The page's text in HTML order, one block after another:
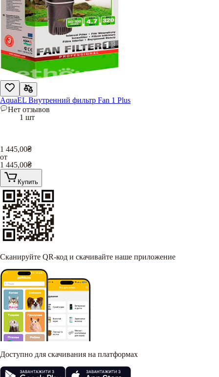
AquaEL Внутренний фильтр Fan 1 Plus
Нет отзывов
1 шт
1 445,00₴
от
1 445,00₴
Купить
Сканируйте QR-код и скачивайте наше приложение
Доступно для скачивания на платформах